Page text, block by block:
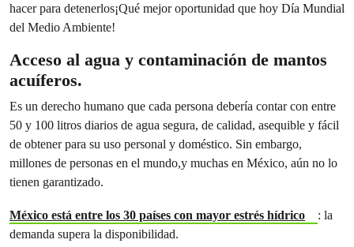
hacer para detenerlos¡Qué mejor oportunidad que hoy Día Mundial
del Medio Ambiente!
Acceso al agua y contaminación de mantos
acuíferos.
Es un derecho humano que cada persona debería contar con entre
50 y 100 litros diarios de agua segura, de calidad, asequible y fácil
de obtener para su uso personal y doméstico. Sin embargo,
millones de personas en el mundo,y muchas en México, aún no lo
tienen garantizado.
México está entre los 30 países con mayor estrés hídrico
: la
demanda supera la disponibilidad.